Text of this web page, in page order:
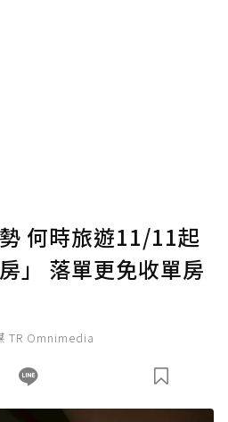
確認送出
：0點；前往 購買點數
何時旅遊11/11起
」 落單更免收單房
TR Omnimedia